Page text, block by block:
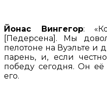
Йонас Вингегор:
[Педерсена]. Мы
пелотоне на Вуэльте и
парень, и, если
победу сегодня. Он её
его.